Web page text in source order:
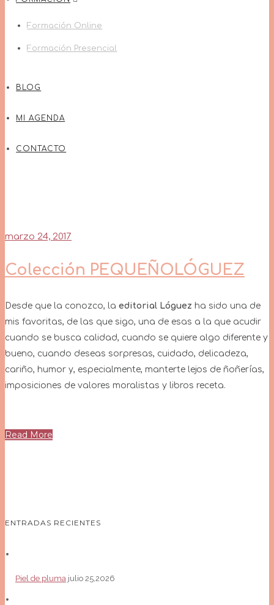
Formación Online
Formación Presencial
BLOG
MI AGENDA
CONTACTO
marzo 24, 2017
Colección PEQUEÑOLÓGUEZ
Desde que la conozco, la editorial Lóguez ha sido una de
mis favoritas, de las que sigo, una de esas a la que acudir
cuando se busca calidad, cuando se quiere algo diferente y
bueno, cuando deseas sorpresas, cuidado, delicadeza,
cariño, humor y, especialmente, manterte lejos de ñoñerías,
imposiciones de valores moralistas y libros receta.
Read More
ENTRADAS RECIENTES
Piel de pluma julio 25,2026